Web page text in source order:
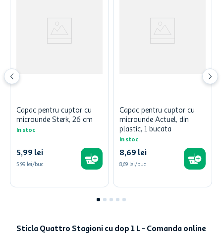
Capac pentru cuptor cu
microunde Sterk, 26 cm
In stoc
5,99 lei
5,99 lei/buc
Capac pentru cuptor cu
microunde Actuel, din
plastic, 1 bucata
In stoc
8,69 lei
8,69 lei/buc
Sticla Quattro Stagioni cu dop 1 L - Comanda online